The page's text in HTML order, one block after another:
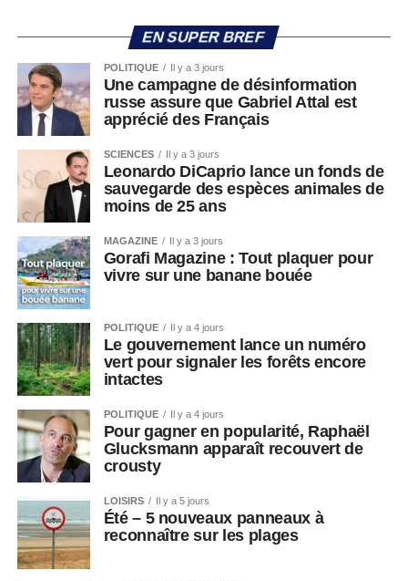
EN SUPER BREF
POLITIQUE Il y a 3 jours
Une campagne de désinformation
russe assure que Gabriel Attal est
apprécié des Français
SCIENCES Il y a 3 jours
Leonardo DiCaprio lance un fonds de
sauvegarde des espèces animales de
moins de 25 ans
MAGAZINE Il y a 3 jours
Gorafi Magazine : Tout plaquer pour
vivre sur une banane bouée
POLITIQUE Il y a 4 jours
Le gouvernement lance un numéro
vert pour signaler les forêts encore
intactes
POLITIQUE Il y a 4 jours
Pour gagner en popularité, Raphaël
Glucksmann apparaît recouvert de
crousty
LOISIRS Il y a 5 jours
Été – 5 nouveaux panneaux à
reconnaître sur les plages